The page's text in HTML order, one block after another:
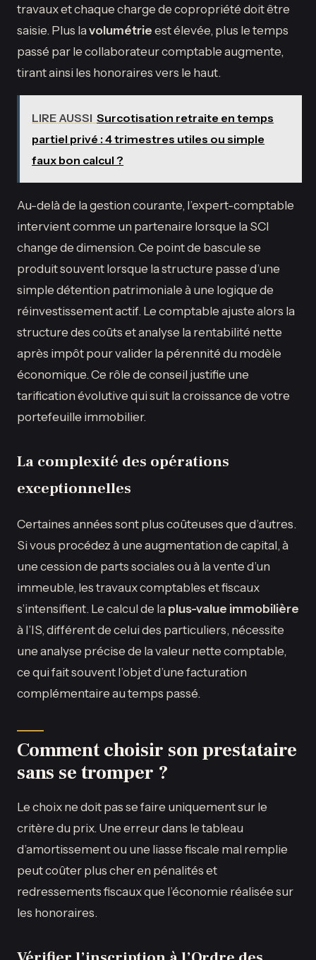
travaux et chaque charge de copropriété doit être
saisie. Plus lavolumétrieest élevée, plus le temps
passé par le collaborateur comptable augmente,
tirant ainsi les honoraires vers le haut.
LIRE AUSSI Surcotisation retraite en temps
partiel privé : 4 trimestres utiles ou simple
faux bon calcul ?
Au-delà de la gestion courante, l’expert-comptable
intervient comme un partenaire lorsque la SCI
change de dimension. Ce point de bascule se
produit souvent lorsque la structure passe d’une
simple détention patrimoniale à une logique de
réinvestissement actif. Le comptable ajuste alors la
structure des coûts et analyse la rentabilité nette
après impôt pour valider la pérennité du modèle
économique. Ce rôle de conseil justifie une
tarification évolutive qui suit la croissance de votre
portefeuille immobilier.
La complexité des opérations
exceptionnelles
Certaines années sont plus coûteuses que d’autres.
Si vous procédez à une augmentation de capital, à
une cession de parts sociales ou à la vente d’un
immeuble, les travaux comptables et fiscaux
s’intensifient. Le calcul de laplus-value immobilière
à l’IS, différent de celui des particuliers, nécessite
une analyse précise de la valeur nette comptable,
ce qui fait souvent l’objet d’une facturation
complémentaire au temps passé.
Comment choisir son prestataire
sans se tromper ?
Le choix ne doit pas se faire uniquement sur le
critère du prix. Une erreur dans le tableau
d’amortissement ou une liasse fiscale mal remplie
peut coûter plus cher en pénalités et
redressements fiscaux que l’économie réalisée sur
les honoraires.